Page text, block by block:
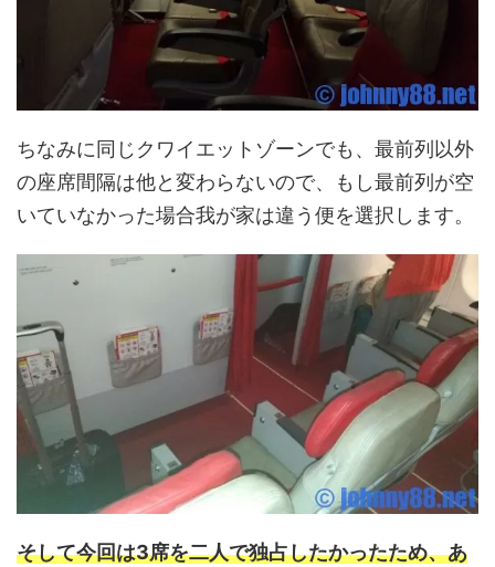
ちなみに同じクワイエットゾーンでも、最前列以外
の座席間隔は他と変わらないので、もし最前列が空
いていなかった場合我が家は違う便を選択します。
そして今回は3席を二人で独占したかったため、あ